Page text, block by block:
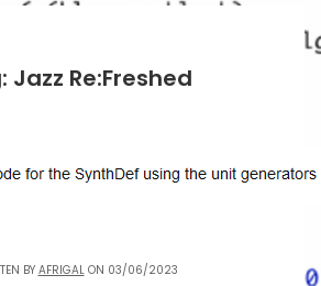
Jazz Re:Freshed
BYAFRIGALON 03/06/2023